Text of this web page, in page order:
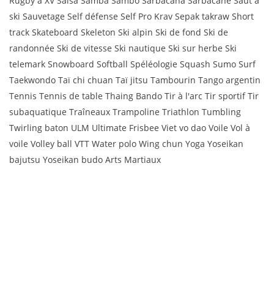
ski Sauvetage Self défense Self Pro Krav Sepak takraw Short
track Skateboard Skeleton Ski alpin Ski de fond Ski de
randonnée Ski de vitesse Ski nautique Ski sur herbe Ski
telemark Snowboard Softball Spéléologie Squash Sumo Surf
Taekwondo Taï chi chuan Taï jitsu Tambourin Tango argentin
Tennis Tennis de table Thaing Bando Tir à l'arc Tir sportif Tir
subaquatique Traîneaux Trampoline Triathlon Tumbling
Twirling baton ULM Ultimate Frisbee Viet vo dao Voile Vol à
voile Volley ball VTT Water polo Wing chun Yoga Yoseikan
bajutsu Yoseikan budo Arts Martiaux